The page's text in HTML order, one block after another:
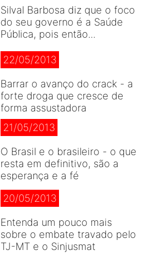
Silval Barbosa diz que o foco
do seu governo é a Saúde
Pública, pois então...
22/05/2013
Barrar o avanço do crack - a
forte droga que cresce de
forma assustadora
21/05/2013
O Brasil e o brasileiro - o que
resta em definitivo, são a
esperança e a fé
20/05/2013
Entenda um pouco mais
sobre o embate travado pelo
TJ-MT e o Sinjusmat